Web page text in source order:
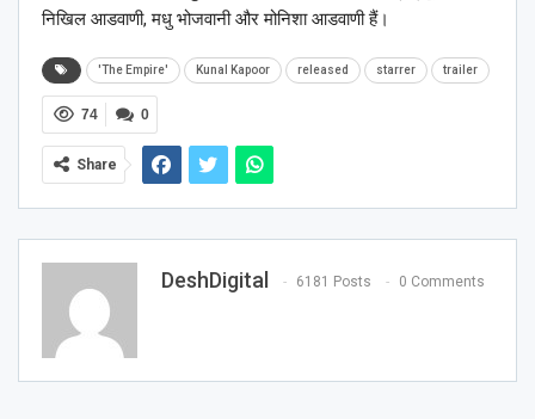
निखिल आडवाणी, मधु भोजवानी और मोनिशा आडवाणी हैं।
'The Empire' Kunal Kapoor released starrer trailer
0
74
Share
DeshDigital 6181 Posts 0 Comments